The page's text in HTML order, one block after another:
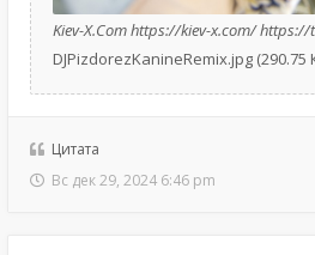
Kiev-X.Com https://kiev-x.com/ https://
DJPizdorezKanineRemix.jpg
Цитата
Вс дек 29, 2024 6:46 pm